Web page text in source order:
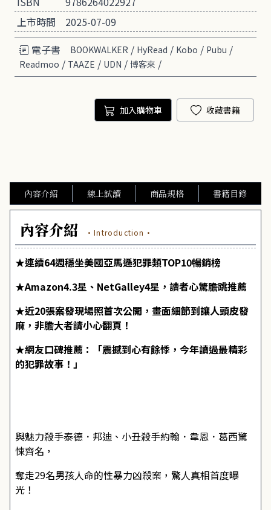
上市時間
2025-07-09
電子書
BOOKWALKER / HyRead / Kobo / Pubu /
Readmoo / TAAZE / UDN / 博客來 /
加入購物車 收藏書籍
內容介紹 線上試讀 商品規格 書籍目錄
內容介紹 ·Introduction·
★連續64週穩坐美國亞馬遜犯罪類TOP10暢銷榜
★Amazon4.3星、NetGalley4星，讀者心驚膽跳推薦
★近20張案發現場照首次公開，畫面細節到讓人頭皮發
麻，非膽大者請小心翻頁！
★網友口碑推薦：「震撼到心有餘悸，今年讀過最精彩
的犯罪故事！」
與魅力殺手泰德．邦迪、小丑殺手約翰．韋恩．葛西驚
悚齊名，
奪走29名男孩人命的性暴力凶殺案，驚人真相首度曝
光！